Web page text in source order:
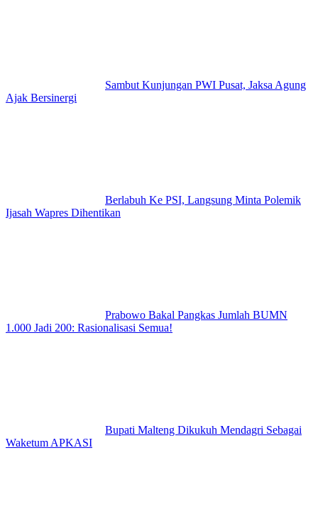
Sambut Kunjungan PWI Pusat, Jaksa Agung
Ajak Bersinergi
Berlabuh Ke PSI, Langsung Minta Polemik
Ijasah Wapres Dihentikan
Prabowo Bakal Pangkas Jumlah BUMN
1.000 Jadi 200: Rasionalisasi Semua!
Bupati Malteng Dikukuh Mendagri Sebagai
Waketum APKASI